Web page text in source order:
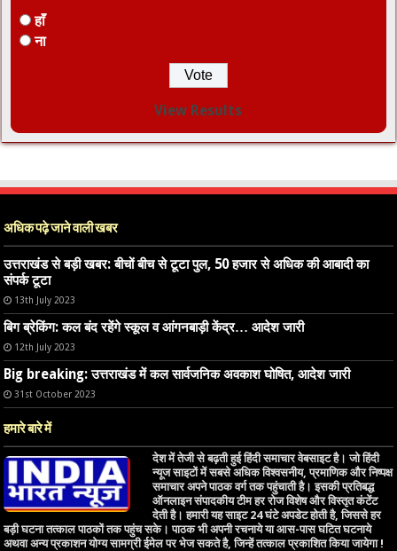
हाँ
ना
View Results
अधिक पढ़े जाने वाली खबर
उत्तराखंड से बड़ी खबर: बीचों बीच से टूटा पुल, 50 हजार से अधिक की आबादी का
संपर्क टूटा
13th July 2023
बिग ब्रेकिंग: कल बंद रहेंगे स्कूल व आंगनबाड़ी केंद्र… आदेश जारी
12th July 2023
Big breaking: उत्तराखंड में कल सार्वजनिक अवकाश घोषित, आदेश जारी
31st October 2023
हमारे बारे में
देश में तेजी से बढ़ती हुई हिंदी समाचार वेबसाइट है। जो हिंदी
न्यूज साइटों में सबसे अधिक विश्वसनीय, प्रमाणिक और निष्पक्ष
समाचार अपने पाठक वर्ग तक पहुंचाती है। इसकी प्रतिबद्ध
ऑनलाइन संपादकीय टीम हर रोज विशेष और विस्तृत कंटेंट
देती है। हमारी यह साइट 24 घंटे अपडेट होती है, जिससे हर
बड़ी घटना तत्काल पाठकों तक पहुंच सके। पाठक भी अपनी रचनाये या आस-पास घटित घटनाये
अथवा अन्य प्रकाशन योग्य सामग्री ईमेल पर भेज सकते है, जिन्हें तत्काल प्रकाशित किया जायेगा !